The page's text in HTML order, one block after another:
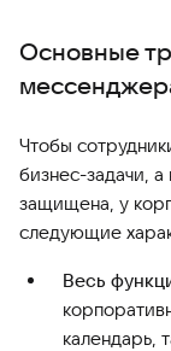
Основные
Чтобы
бизнес-задачи,
защищена, у
следующие
Весь
календарь,